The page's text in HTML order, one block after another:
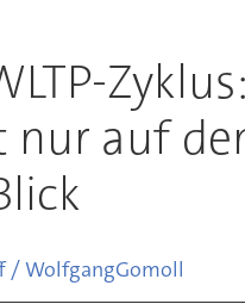
Zyklus:
nur auf
/ WolfgangGomoll